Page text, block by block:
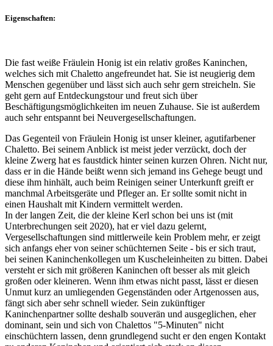
Eigenschaften:
Die fast weiße Fräulein Honig ist ein relativ großes Kaninchen,
welches sich mit Chaletto angefreundet hat. Sie ist neugierig dem
Menschen gegenüber und lässt sich auch sehr gern streicheln. Sie
geht gern auf Entdeckungstour und freut sich über
Beschäftigungsmöglichkeiten im neuen Zuhause. Sie ist außerdem
auch sehr entspannt bei Neuvergesellschaftungen.
Das Gegenteil von Fräulein Honig ist unser kleiner, agutifarbener
Chaletto. Bei seinem Anblick ist meist jeder verzückt, doch der
kleine Zwerg hat es faustdick hinter seinen kurzen Ohren. Nicht nur,
dass er in die Hände beißt wenn sich jemand ins Gehege beugt und
diese ihm hinhält, auch beim Reinigen seiner Unterkunft greift er
manchmal Arbeitsgeräte und Pfleger an. Er sollte somit nicht in
einen Haushalt mit Kindern vermittelt werden.
In der langen Zeit, die der kleine Kerl schon bei uns ist (mit
Unterbrechungen seit 2020), hat er viel dazu gelernt,
Vergesellschaftungen sind mittlerweile kein Problem mehr, er zeigt
sich anfangs eher von seiner schüchternen Seite - bis er sich traut,
bei seinen Kaninchenkollegen um Kuscheleinheiten zu bitten. Dabei
versteht er sich mit größeren Kaninchen oft besser als mit gleich
großen oder kleineren. Wenn ihm etwas nicht passt, lässt er diesen
Unmut kurz an umliegenden Gegenständen oder Artgenossen aus,
fängt sich aber sehr schnell wieder. Sein zukünftiger
Kaninchenpartner sollte deshalb souverän und ausgeglichen, eher
dominant, sein und sich von Chalettos "5-Minuten" nicht
einschüchtern lassen, denn grundlegend sucht er den engen Kontakt